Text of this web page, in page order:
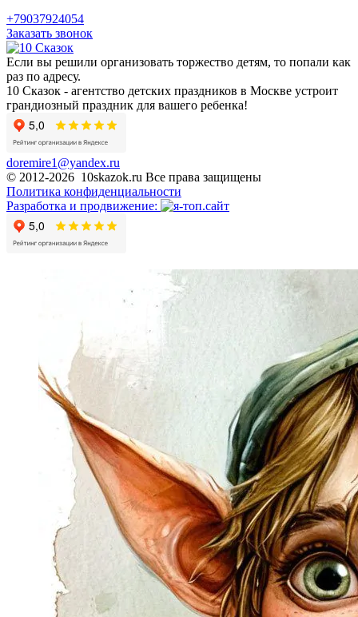
+79037924054
Заказать звонок
Если вы решили организовать торжество детям, то попали как
раз по адресу.
10 Сказок - агентство детских праздников в Москве устроит
грандиозный праздник для вашего ребенка!
doremire1@yandex.ru
© 2012-2026 10skazok.ru Все права защищены
Политика конфиденциальности
Разработка и продвижение: